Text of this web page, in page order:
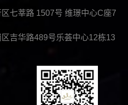
七莘路 1507号 维璟中心C座7
吉华路489号乐荟中心12栋13